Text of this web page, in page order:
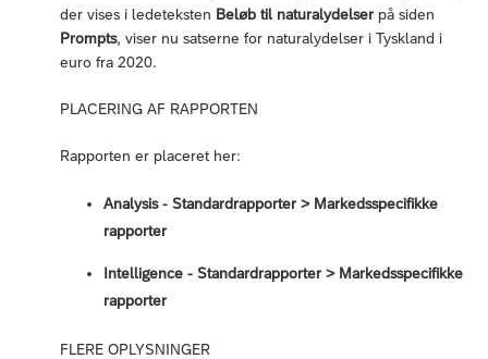
der vises i ledeteksten Beløb til naturalydelser på siden
Prompts, viser nu satserne for naturalydelser i Tyskland i
euro fra 2020.
PLACERING AF RAPPORTEN
Rapporten er placeret her:
Analysis - Standardrapporter > Markedsspecifikke
rapporter
Intelligence - Standardrapporter > Markedsspecifikke
rapporter
FLERE OPLYSNINGER